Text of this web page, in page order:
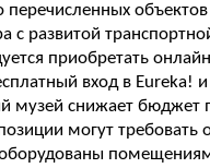
перечисленных
с развитой
приобретать
вход в Eureka!
музей снижает бюджет
могут требовать